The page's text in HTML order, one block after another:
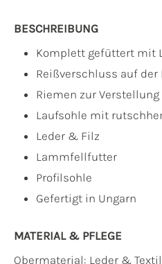
BESCHREIBUNG
Komplett gefüttert mit
Reißverschluss auf der
Riemen zur
Laufsohle mit
Leder & Filz
Lammfellfutter
Profilsohle
Gefertigt in Ungarn
MATERIAL & PFLEGE
Obermaterial: Leder & Textil